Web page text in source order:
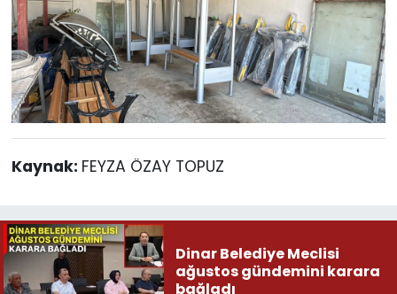
Kaynak: FEYZA ÖZAY TOPUZ
Dinar Belediye Meclisi
ağustos gündemini karara
bağladı